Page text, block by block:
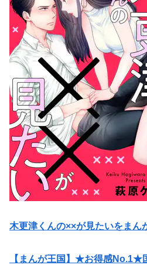
木更津くんの××が見たいをまん
【まんが王国】★お得感No.1★